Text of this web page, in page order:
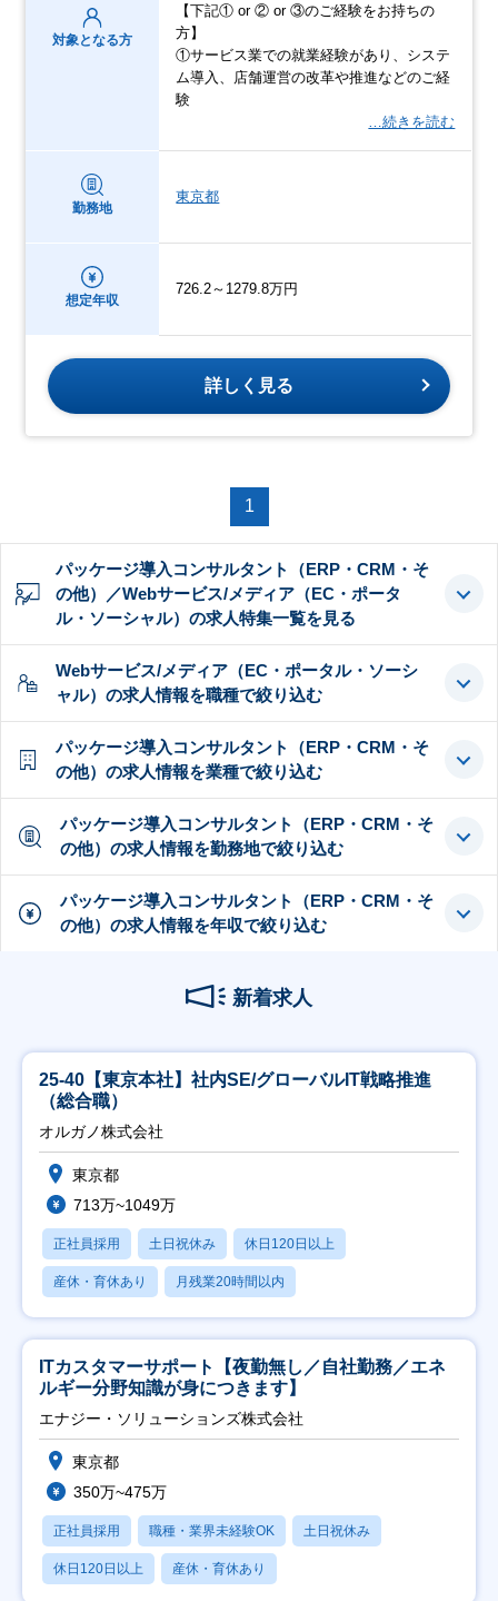
対象となる方
【下記① or ② or ③のご経験をお持ちの
方】
①サービス業での就業経験があり、システ
ム導入、店舗運営の改革や推進などのご経
験
…続きを読む
勤務地
東京都
想定年収
726.2～1279.8万円
詳しく見る
1
パッケージ導入コンサルタント（ERP・CRM・そ
の他）／Webサービス/メディア（EC・ポータ
ル・ソーシャル）の求人特集一覧を見る
Webサービス/メディア（EC・ポータル・ソーシ
ャル）の求人情報を職種で絞り込む
パッケージ導入コンサルタント（ERP・CRM・そ
の他）の求人情報を業種で絞り込む
パッケージ導入コンサルタント（ERP・CRM・そ
の他）の求人情報を勤務地で絞り込む
パッケージ導入コンサルタント（ERP・CRM・そ
の他）の求人情報を年収で絞り込む
新着求人
25-40【東京本社】社内SE/グローバルIT戦略推進
（総合職）
オルガノ株式会社
東京都
713万~1049万
正社員採用 土日祝休み 休日120日以上
産休・育休あり 月残業20時間以内
ITカスタマーサポート【夜勤無し／自社勤務／エネ
ルギー分野知識が身につきます】
エナジー・ソリューションズ株式会社
東京都
350万~475万
正社員採用 職種・業界未経験OK 土日祝休み
休日120日以上 産休・育休あり